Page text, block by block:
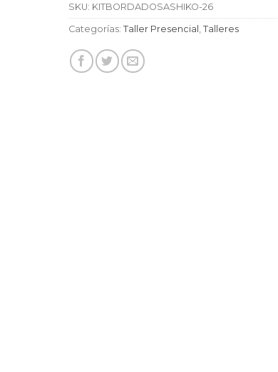
SKU: KITBORDADOSASHIKO-26
Categorías: Taller Presencial Talleres